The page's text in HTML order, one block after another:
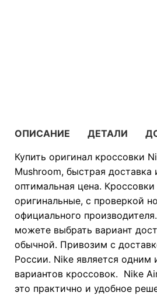
ОПИСАНИЕ ДЕТАЛИ
Купить оригинал кроссовки
Mushroom, быстрая доставка
оптимальная цена. Кроссовки
оригинальные, с проверкой
официального
можете выбрать вариант
обычной. Привозим с
России. Nike является одним
вариантов кроссовок. Nike
это практично и удобное